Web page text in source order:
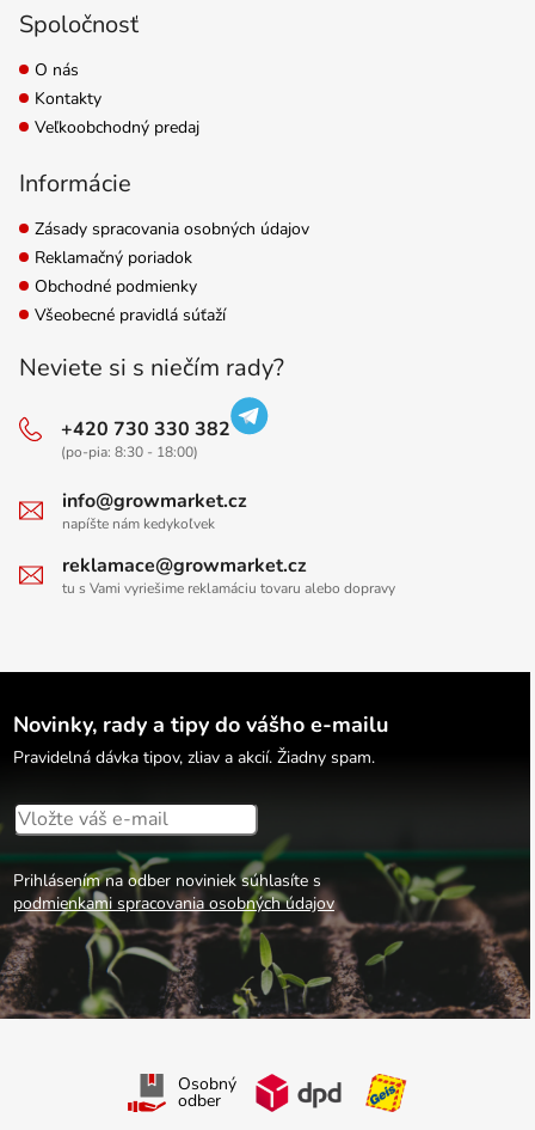
Spoločnosť
O nás
Kontakty
Veľkoobchodný predaj
Informácie
Zásady spracovania osobných údajov
Reklamačný poriadok
Obchodné podmienky
Všeobecné pravidlá súťaží
Neviete si s niečím rady?
+420 730 330 382
(po-pia: 8:30 - 18:00)
info@growmarket.cz
napíšte nám kedykoľvek
reklamace@growmarket.cz
tu s Vami vyriešime reklamáciu tovaru alebo dopravy
Novinky, rady a tipy do vášho e-mailu
Pravidelná dávka tipov, zliav a akcií. Žiadny spam.
Prihlásením na odber noviniek súhlasíte s
podmienkami spracovania osobných údajov
Osobný
odber